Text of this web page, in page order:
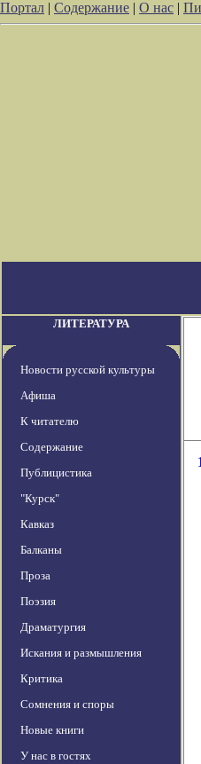
Портал | Содержание | О нас |
ЛИТЕРАТУРА
Новости русской культуры
Афиша
К читателю
Содержание
Публицистика
"Курск"
Кавказ
Балканы
Проза
Поэзия
Драматургия
Искания и размышления
Критика
Сомнения и споры
Новые книги
У нас в гостях